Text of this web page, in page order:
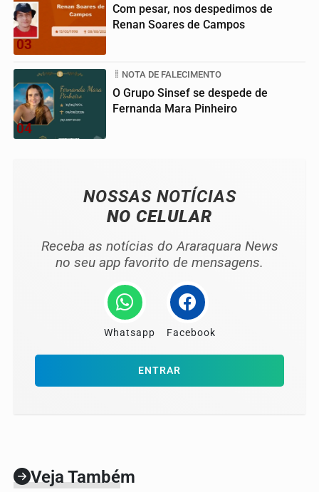
03
Com pesar, nos despedimos de
Renan Soares de Campos
04
NOTA DE FALECIMENTO
O Grupo Sinsef se despede de
Fernanda Mara Pinheiro
NOSSAS NOTÍCIAS
NO CELULAR
Receba as notícias do Araraquara News
no seu app favorito de mensagens.
Whatsapp Facebook
ENTRAR
Veja Também